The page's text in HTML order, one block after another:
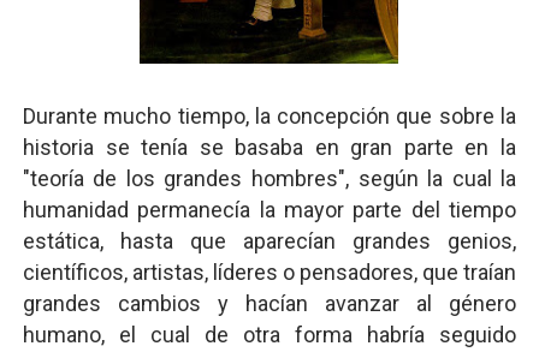
Durante mucho tiempo, la concepción que sobre la
historia se tenía se basaba en gran parte en la
"teoría de los grandes hombres", según la cual la
humanidad permanecía la mayor parte del tiempo
estática, hasta que aparecían grandes genios,
científicos, artistas, líderes o pensadores, que traían
grandes cambios y hacían avanzar al género
humano, el cual de otra forma habría seguido